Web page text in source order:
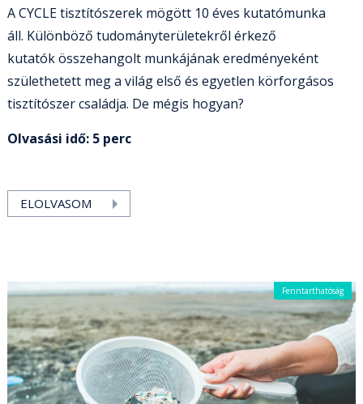
A CYCLE tisztítószerek mögött 10 éves kutatómunka
áll. Különböző tudományterületekről érkező
kutatók összehangolt munkájának eredményeként
születhetett meg a világ első és egyetlen körforgásos
tisztítószer családja. De mégis hogyan?
Olvasási idő: 5 perc
ELOLVASOM
Fenntarthatóság